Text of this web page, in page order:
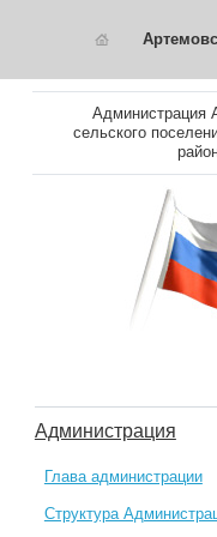
Администрация
сельского
Администрация
Глава администрации
Структура